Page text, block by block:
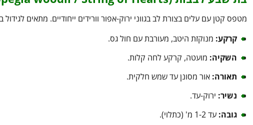
מטפס קטן עם עלים בצורת לב בגווני ירוק-אפור וורידים ייחודיים. מתאים לגידול
קרקע: מנוקזת היטב, מעורבת עם חול גס.
השקיה: מועטה, קרקע לחה קלות.
תאורה: אור מסונן עד שמש חלקית.
נשיר: ירוק-עד.
גובה: עד 1-2 מ' (כתלוי).